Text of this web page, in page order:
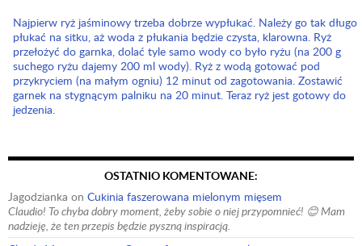
Najpierw ryż jaśminowy trzeba dobrze wypłukać. Należy go tak długo
płukać na sitku, aż woda z płukania będzie czysta, klarowna. Ryż
przełożyć do garnka, dolać tyle samo wody co było ryżu (na 200 g
suchego ryżu dajemy 200 ml wody). Ryż z wodą gotować pod
przykryciem (na małym ogniu) 12 minut od zagotowania. Zostawić
garnek na stygnącym palniku na 20 minut. Teraz ryż jest gotowy do
jedzenia.
OSTATNIO KOMENTOWANE:
Jagodzianka on Cukinia faszerowana mielonym mięsem
Claudio! To chyba dobry moment, żeby sobie o niej przypomnieć! 😊 Mam
nadzieję, że ten przepis będzie pyszną inspiracją.